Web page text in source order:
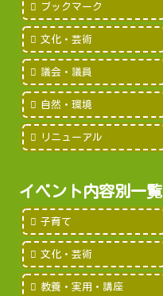
ブックマーク
文化・芸術
議会・議員
自然・環境
リニューアル
イベント内容別一覧
子育て
文化・芸術
教養・実用・講座